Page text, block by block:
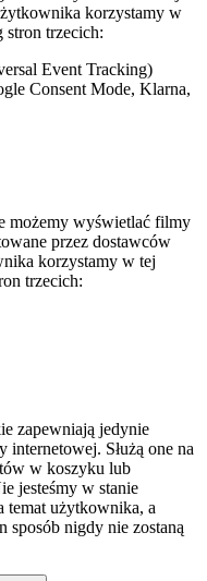
korzystamy w
stron trzecich:
Event Tracking)
Consent Mode, Klarna,
możemy wyświetlać filmy
przez dostawców
korzystamy w tej
trzecich:
zapewniają jedynie
internetowej. Służą one na
w koszyku lub
jesteśmy w stanie
temat użytkownika, a
sposób nigdy nie zostaną